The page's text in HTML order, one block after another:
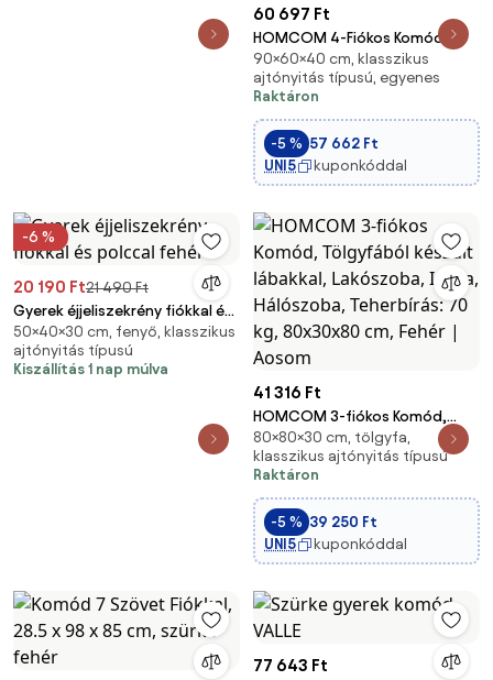
60 697 Ft
HOMCOM 4-Fiókos Komód
Modern Hálószobai Komód
Hullámos Fronttal Anti-Tip
Fiókos Készlet Nappali és
Előszoba 60x40x90 cm Fehér |
Aosom
90×60×40 cm, klasszikus
ajtónyitás típusú, egyenes
Raktáron
-5 % 57 662 Ft
UNI5
kuponkóddal
-6 %
20 190 Ft21 490 Ft
Gyerek éjjeliszekrény fiókkal és
polccal fehér
50×40×30 cm, fenyő, klasszikus
ajtónyitás típusú
Kiszállítás 1 nap múlva
41 316 Ft
HOMCOM 3-fiókos Komód,
Tölgyfából készült lábakkal,
Lakószoba, Iroda, Hálószoba,
Teherbírás: 70 kg, 80x30x80
cm, Fehér | Aosom
80×80×30 cm, tölgyfa,
klasszikus ajtónyitás típusú
Raktáron
-5 % 39 250 Ft
UNI5
kuponkóddal
77 643 Ft